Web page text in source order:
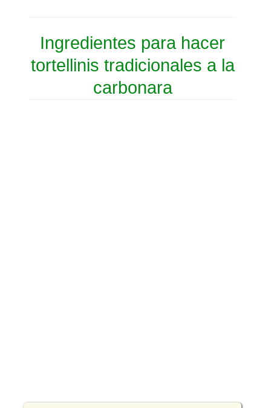
Ingredientes para hacer
tortellinis tradicionales a la
carbonara